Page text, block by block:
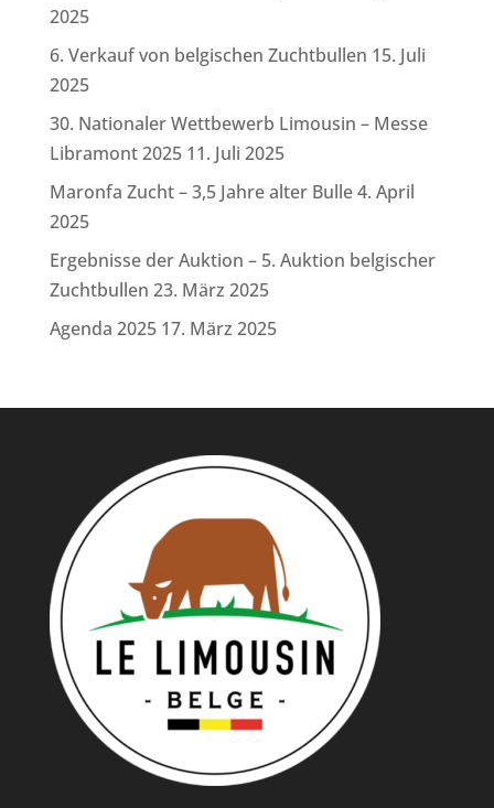
2025
6. Verkauf von belgischen Zuchtbullen 15. Juli
2025
30. Nationaler Wettbewerb Limousin – Messe
Libramont 2025 11. Juli 2025
Maronfa Zucht – 3,5 Jahre alter Bulle4. April
2025
Ergebnisse der Auktion – 5. Auktion belgischer
Zuchtbullen 23. März 2025
Agenda 2025 17. März 2025